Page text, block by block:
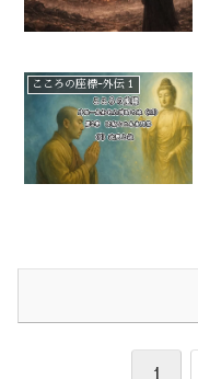
こころの座標ｰ外伝１
1